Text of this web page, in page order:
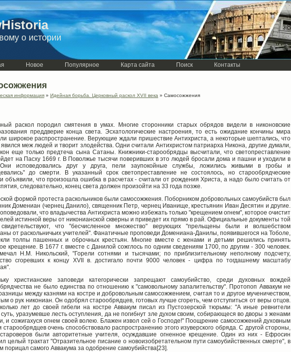
о истории
Новое Популярное Карта сайта Поиск Контакты
информация » Идейная борьба. Церковный раскол XVII века » Самосожжения
раскол породил смятения в умах. Многие сторонники старых обрядов видели в никоновские
преддверие конца света. Эсхатологические настроения, то есть ожидание кончины мира
широкое распространение. Верующие ждали пришествие Антихриста, а некоторые шептались, что
меж людей и творит злодейства. Одни считали Антихристом патриарха Никона, другие думали,
еще только предтеча сына Сатаны. Книжники-старообрядцы высчитали, что светопреставление
на Пасху 1669 г. В Поволжье тысячи поверивших в это людей бросали дома и пашни и уходили в
исповедовались друг у друга, пели заупокойные службы, ложились живыми в гробы и
до смерти. В указанный срок светопреставление не состоялось, но старообрядческие
объявили, что произошла ошибка в расчетах - считали от рождения Христа, а надо было считать от
следовательно, конец света должен произойти на 33 года позже.
формой протеста раскольников были самосожжения. Поборником добровольных самоубийств был
Домениан (чернец Данило), священник Петр, чернец Иванище, крестьянин Иван Десятин и другие.
что владычества Антихриста можно избежать только "крещением огнем", которое очистит
истинной веры от никонианской скверны и приведет их прямо в рай. Официальные документы той
что "бесчисленное множество" верующих "прельщены были и волшебством
от раскольничьих учителей". Фанатичные проповеди Домениана-Данилы, появившегося на Тоболе,
толпы пашенных и оброчных крестьян. Многие вместе с женами и детьми решились принять
крещение. В 1677 г. вместе с Данилой сожглось по одним сведениям 1700, по другим - 300 человек.
Н.М. Никольский, "Горели сотнями и тысячами; по приблизительному неполному подсчету,
сгоревших к концу XVII в. достигало почти 9000 человек - цифра по тогдашнему масштабу
христианские заповеди категорически запрещают самоубийство, среди духовных вождей
не было единства по отношению к "самовольному запалительству". Протопоп Аввакум не
между казнями на костре и добровольным самосожжением, считая то и другое мученичеством,
о рук никониан. Он одобрял старообрядцев, готовых лучше сгореть, чем отступиться от веры отцов.
лет до своей гибели на костре Аввакум писал из Пустозерской тюрьмы: "А иные ревнители
суть, уразумевше лесть оступления, да не погибнут зле духом своим, собирающеся во дворы з женами
и сожигахуся огнем своей волею. Блажен извол сей о Господе!" Поощрение самосожжений духовным
старообрядцев очень способствовало распространению этого изуверского обряда. С другой стороны,
были авторитетные учителя, осуждавшие огненное крещение. Один из них - Ефросин
целый трактат "Отразительное писание о новоизобретательном пути самоубийственных смерте", в
порицал самого Аввакума за одобрение самоубийства[23].